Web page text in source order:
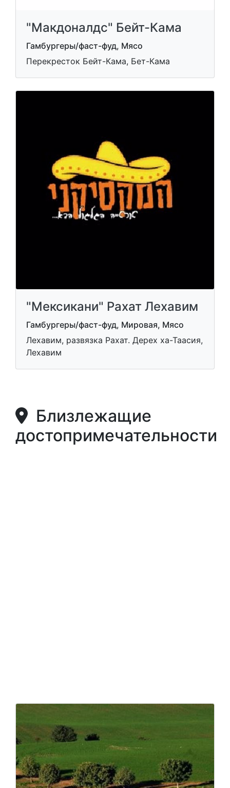
"Макдоналдс" Бейт-Кама
Гамбургеры/фаст-фуд, Мясо
Перекресток Бейт-Кама, Бет-Кама
"Мексикани" Рахат Лехавим
Гамбургеры/фаст-фуд, Мировая, Мясо
Лехавим, развязка Рахат. Дерех ха-Таасия,
Лехавим
Близлежащие
достопримечательности